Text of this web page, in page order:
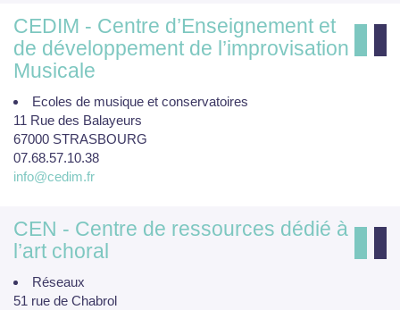
CEDIM - Centre d’Enseignement et
de développement de l’improvisation
Musicale
Ecoles de musique et conservatoires
11 Rue des Balayeurs
67000 STRASBOURG
07.68.57.10.38
info@cedim.fr
CEN - Centre de ressources dédié à
l’art choral
Réseaux
51 rue de Chabrol